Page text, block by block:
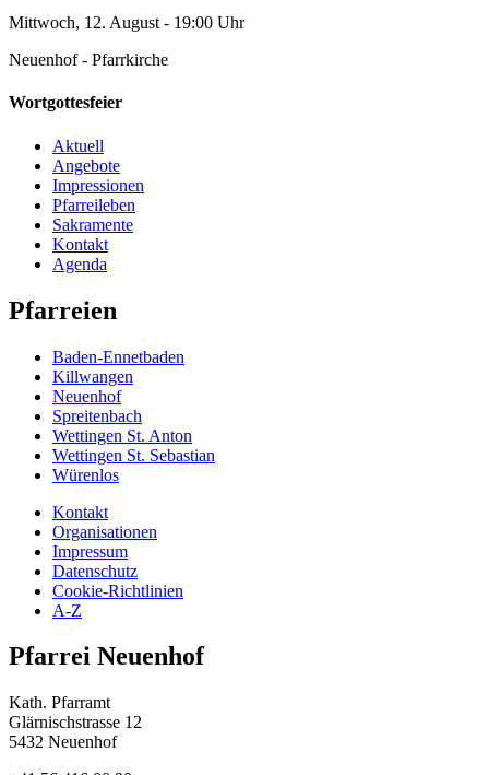
Mittwoch, 12. August - 19:00 Uhr
Neuenhof - Pfarrkirche
Wortgottesfeier
Aktuell
Angebote
Impressionen
Pfarreileben
Sakramente
Kontakt
Agenda
Pfarreien
Baden-Ennetbaden
Killwangen
Neuenhof
Spreitenbach
Wettingen St. Anton
Wettingen St. Sebastian
Würenlos
Kontakt
Organisationen
Impressum
Datenschutz
Cookie-Richtlinien
A-Z
Pfarrei Neuenhof
Kath. Pfarramt
Glärnischstrasse 12
5432 Neuenhof